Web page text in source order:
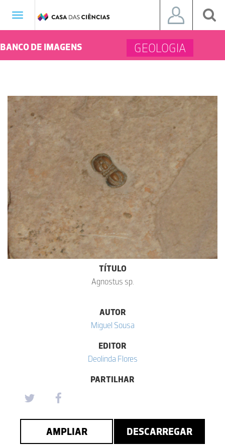
Toggle
BANCO DE IMAGENS GEOLOGIA
TÍTULO
Agnostus sp.
AUTOR
Miguel Sousa
EDITOR
Deolinda Flores
PARTILHAR
AMPLIAR DESCARREGAR